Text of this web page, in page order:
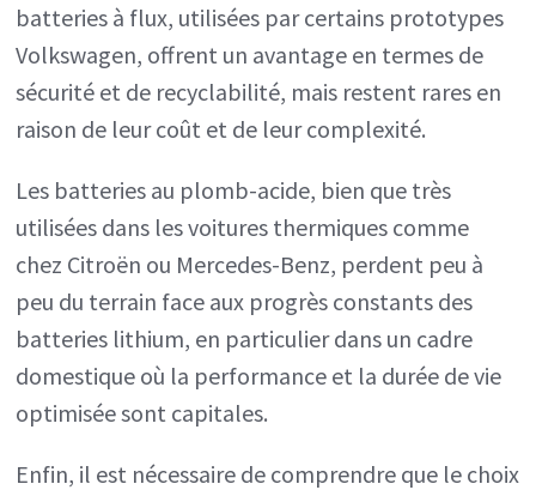
batteries à flux, utilisées par certains prototypes
Volkswagen, offrent un avantage en termes de
sécurité et de recyclabilité, mais restent rares en
raison de leur coût et de leur complexité.
Les batteries au plomb-acide, bien que très
utilisées dans les voitures thermiques comme
chez Citroën ou Mercedes-Benz, perdent peu à
peu du terrain face aux progrès constants des
batteries lithium, en particulier dans un cadre
domestique où la performance et la durée de vie
optimisée sont capitales.
Enfin, il est nécessaire de comprendre que le choix